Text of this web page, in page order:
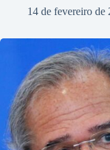
14 de fevereiro de